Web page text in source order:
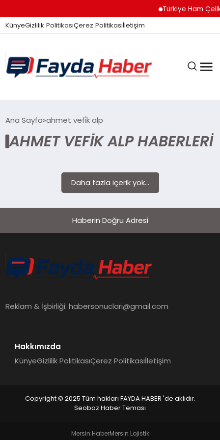
Türkiye Ham
KünyeGizlilik PolitikasıÇerez Politikasıİletişim
GÜNDEM
SIYASET
MAGAZIN
Ana Sayfa ahmet vefi̇k alp
AHMET VEFİK ALP HABERLERI
Daha fazla içerik yok...
Haberin Doğru Adresi
Reklam & İşbirliği:habersonuclari@gmail.com
Hakkımızda
KünyeGizlilik PolitikasıÇerez Politikasıİletişim
Copyright © 2025 Tüm hakları FAYDA HABER 'de aklıdır.
Seobaz Haber Teması
Mersin HaberMersin Lojistik